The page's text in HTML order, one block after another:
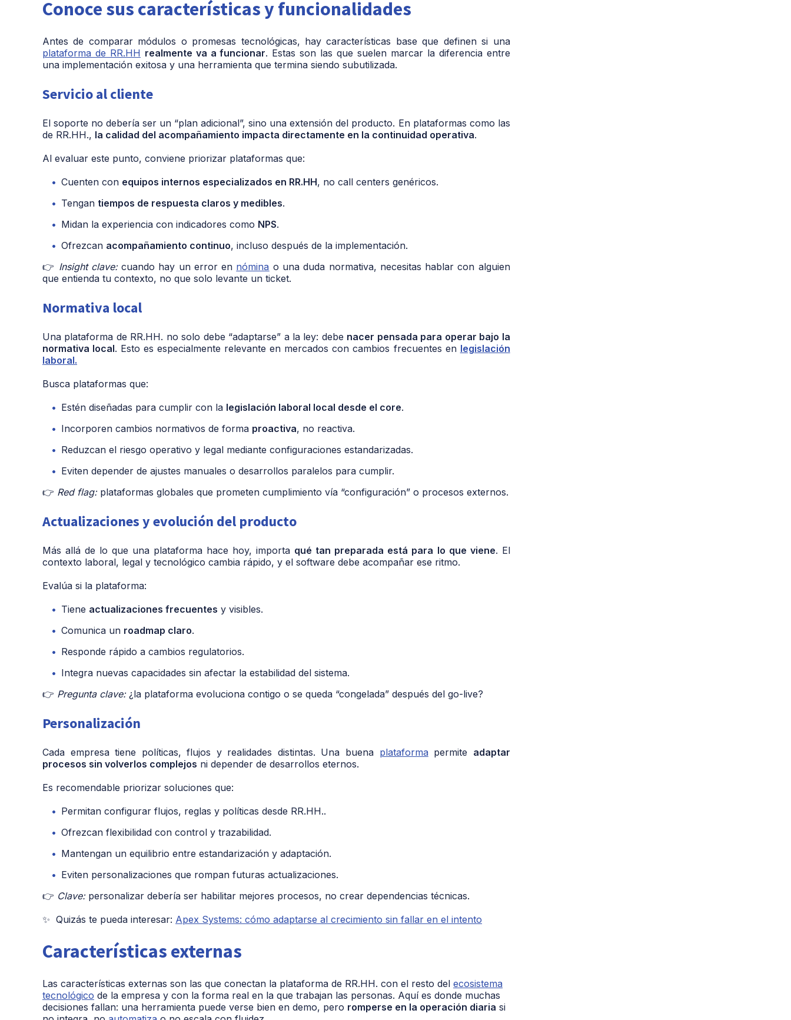
Conoce sus características y funcionalidades
Antes de comparar módulos o promesas tecnológicas, hay características base que definen si una
plataforma de RR.HH realmente va a funcionar. Estas son las que suelen marcar la diferencia entre
una implementación exitosa y una herramienta que termina siendo subutilizada.
Servicio al cliente
El soporte no debería ser un “plan adicional”, sino una extensión del producto. En plataformas como las
de RR.HH., la calidad del acompañamiento impacta directamente en la continuidad operativa.
Al evaluar este punto, conviene priorizar plataformas que:
Cuenten con equipos internos especializados en RR.HH, no call centers genéricos.
Tengan tiempos de respuesta claros y medibles.
Midan la experiencia con indicadores como NPS.
Ofrezcan acompañamiento continuo, incluso después de la implementación.
👉 Insight clave:cuando hay un error en nómina o una duda normativa, necesitas hablar con alguien
que entienda tu contexto, no que solo levante un ticket.
Normativa local
Una plataforma de RR.HH. no solo debe “adaptarse” a la ley: debe nacer pensada para operar bajo la
normativa local. Esto es especialmente relevante en mercados con cambios frecuentes en legislación
laboral.
Busca plataformas que:
Estén diseñadas para cumplir con la legislación laboral local desde el core.
Incorporen cambios normativos de forma proactiva, no reactiva.
Reduzcan el riesgo operativo y legal mediante configuraciones estandarizadas.
Eviten depender de ajustes manuales o desarrollos paralelos para cumplir.
👉 Red flag:plataformas globales que prometen cumplimiento vía “configuración” o procesos externos.
Actualizaciones y evolución del producto
Más allá de lo que una plataforma hace hoy, importa qué tan preparada está para lo que viene. El
contexto laboral, legal y tecnológico cambia rápido, y el software debe acompañar ese ritmo.
Evalúa si la plataforma:
Tiene actualizaciones frecuentes y visibles.
Comunica un roadmap claro.
Responde rápido a cambios regulatorios.
Integra nuevas capacidades sin afectar la estabilidad del sistema.
👉 Pregunta clave:¿la plataforma evoluciona contigo o se queda “congelada” después del go-live?
Personalización
Cada empresa tiene políticas, flujos y realidades distintas. Una buena plataforma permite adaptar
procesos sin volverlos complejos ni depender de desarrollos eternos.
Es recomendable priorizar soluciones que:
Permitan configurar flujos, reglas y políticas desde RR.HH..
Ofrezcan flexibilidad con control y trazabilidad.
Mantengan un equilibrio entre estandarización y adaptación.
Eviten personalizaciones que rompan futuras actualizaciones.
👉 Clave:personalizar debería ser habilitar mejores procesos, no crear dependencias técnicas.
✨ Quizás te pueda interesar: Apex Systems: cómo adaptarse al crecimiento sin fallar en el intento
Características externas
Las características externas son las que conectan la plataforma de RR.HH. con el resto del ecosistema
tecnológico de la empresa y con la forma real en la que trabajan las personas. Aquí es donde muchas
decisiones fallan: una herramienta puede verse bien en demo, pero romperse en la operación diaria si